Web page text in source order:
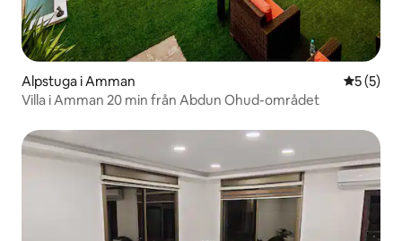
Alpstuga i Amman 5 av 5 i
5 (5)
Villa i Amman 20 min från Abdun Ohud-området